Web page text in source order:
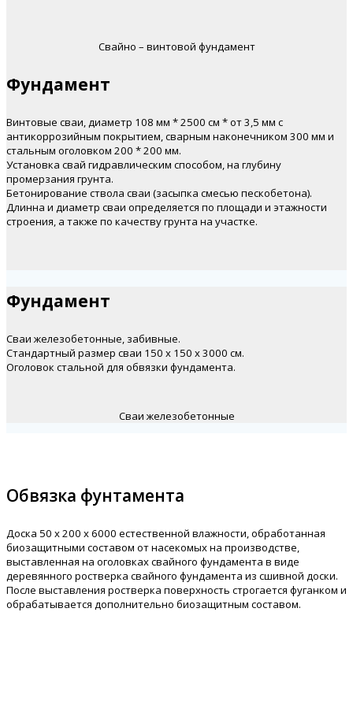
Свайно – винтовой фундамент
Фундамент
Винтовые сваи, диаметр 108 мм * 2500 см * от 3,5 мм с
антикоррозийным покрытием, сварным наконечником 300 мм и
стальным оголовком 200 * 200 мм.
Установка свай гидравлическим способом, на глубину
промерзания грунта.
Бетонирование ствола сваи (засыпка смесью пескобетона).
Длинна и диаметр сваи определяется по площади и этажности
строения, а также по качеству грунта на участке.
Фундамент
Сваи железобетонные, забивные.
Стандартный размер сваи 150 х 150 х 3000 см.
Оголовок стальной для обвязки фундамента.
Сваи железобетонные
Обвязка фунтамента
Доска 50 х 200 х 6000 естественной влажности, обработанная
биозащитными составом от насекомых на производстве,
выставленная на оголовках свайного фундамента в виде
деревянного ростверка свайного фундамента из сшивной доски.
После выставления ростверка поверхность строгается фуганком и
обрабатывается дополнительно биозащитным составом.